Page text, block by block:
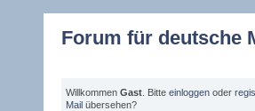
Forum für deutsche
Willkommen Gast . Bitte einloggen oder
Mail übersehen?